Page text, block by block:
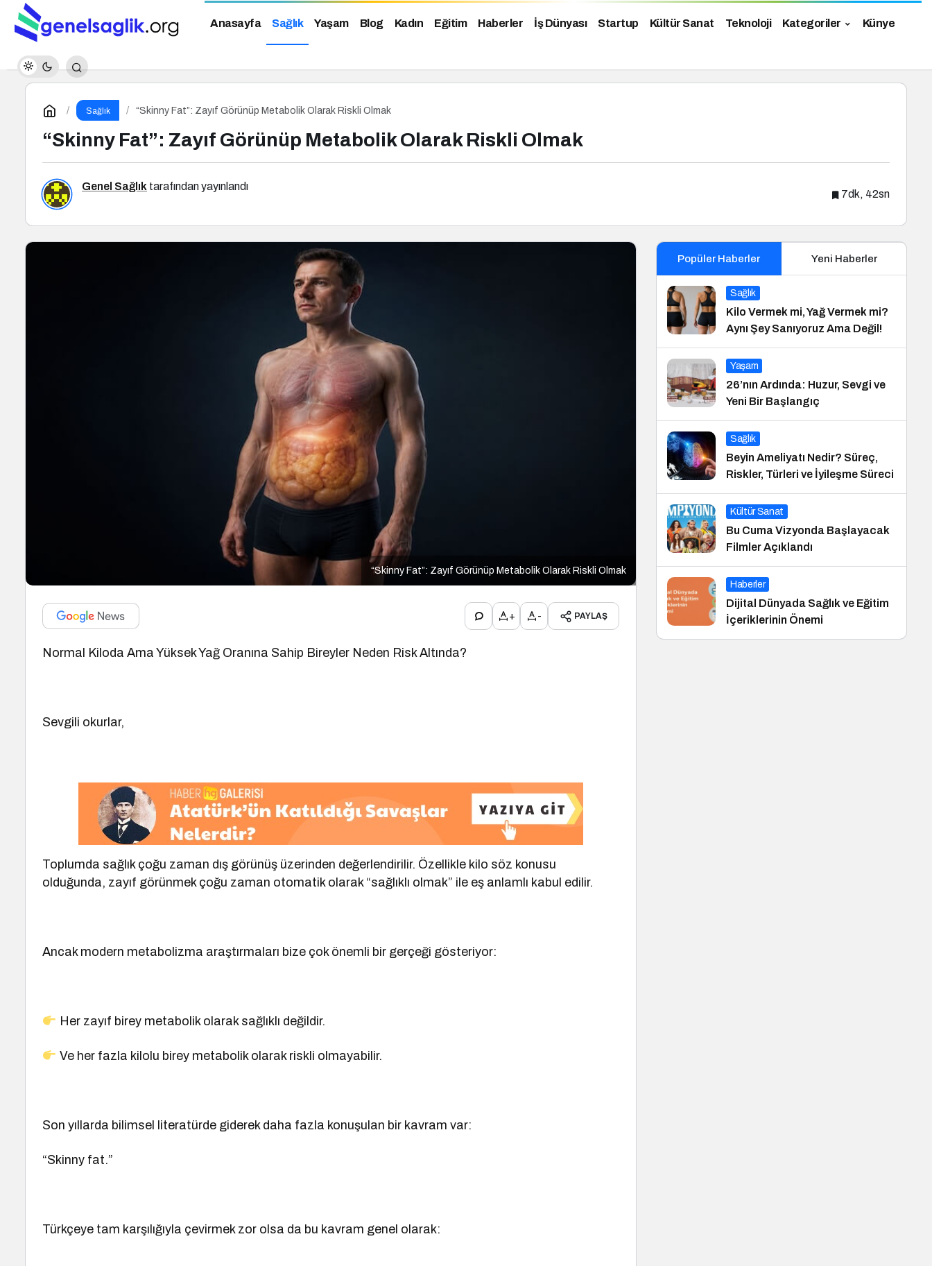
Anasayfa Sağlık Yaşam Blog Kadın Eğitim Haberler İş Dünyası Startup Kültür Sanat Teknoloji Kategoriler Künye
Sağlık “Skinny Fat”: Zayıf Görünüp Metabolik Olarak Riskli Olmak
“Skinny Fat”: Zayıf Görünüp Metabolik Olarak Riskli Olmak
Genel Sağlık tarafından yayınlandı
7dk, 42sn
“Skinny Fat”: Zayıf Görünüp Metabolik Olarak Riskli Olmak
+ - PAYLAŞ
Normal Kiloda Ama Yüksek Yağ Oranına Sahip Bireyler Neden Risk Altında?
Sevgili okurlar,
Toplumda sağlık çoğu zaman dış görünüş üzerinden değerlendirilir. Özellikle kilo söz konusu
olduğunda, zayıf görünmek çoğu zaman otomatik olarak “sağlıklı olmak” ile eş anlamlı kabul edilir.
Ancak modern metabolizma araştırmaları bize çok önemli bir gerçeği gösteriyor:
Her zayıf birey metabolik olarak sağlıklı değildir.
Ve her fazla kilolu birey metabolik olarak riskli olmayabilir.
Son yıllarda bilimsel literatürde giderek daha fazla konuşulan bir kavram var:
“Skinny fat.”
Türkçeye tam karşılığıyla çevirmek zor olsa da bu kavram genel olarak:
Popüler Haberler Yeni Haberler
Sağlık
Kilo Vermek mi, Yağ Vermek mi?
Aynı Şey Sanıyoruz Ama Değil!
Yaşam
26’nın Ardında: Huzur, Sevgi ve
Yeni Bir Başlangıç
Sağlık
Beyin Ameliyatı Nedir? Süreç,
Riskler, Türleri ve İyileşme Süreci
Kültür Sanat
Bu Cuma Vizyonda Başlayacak
Filmler Açıklandı
Haberler
Dijital Dünyada Sağlık ve Eğitim
İçeriklerinin Önemi